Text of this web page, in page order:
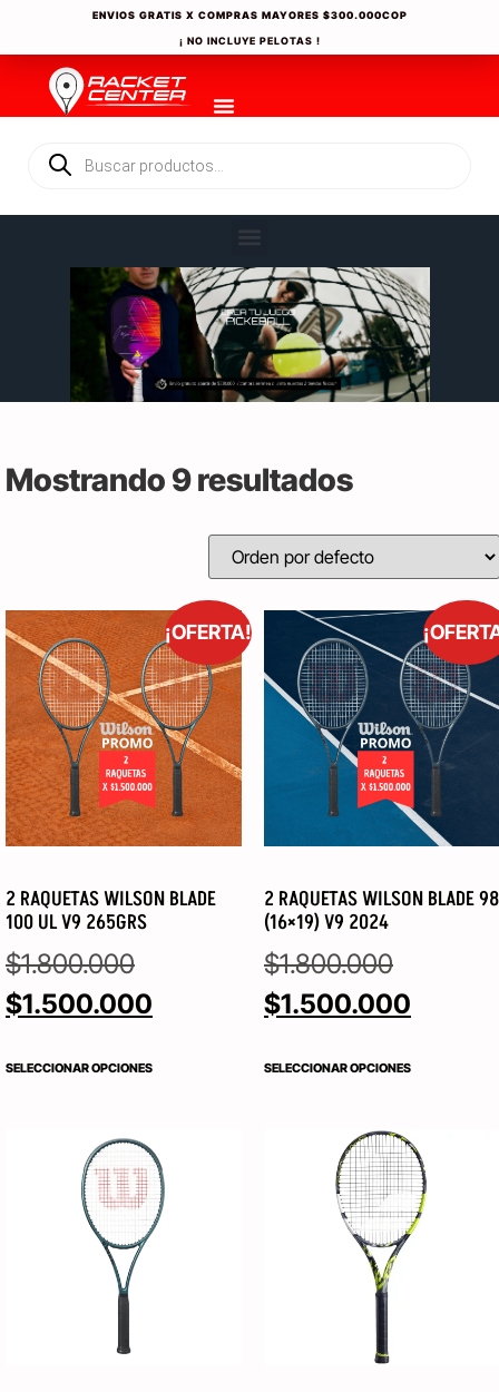
ENVIOS GRATIS X COMPRAS MAYORES $300.000COP
¡ NO INCLUYE PELOTAS !
Mostrando 9 resultados
¡OFERTA!
2 RAQUETAS WILSON BLADE
100 UL V9 265GRS
$1.800.000
$1.500.000
SELECCIONAR OPCIONES
2 RAQUETAS WILSON BLADE 98
(16×19) V9 2024
$1.800.000
$1.500.000
SELECCIONAR OPCIONES